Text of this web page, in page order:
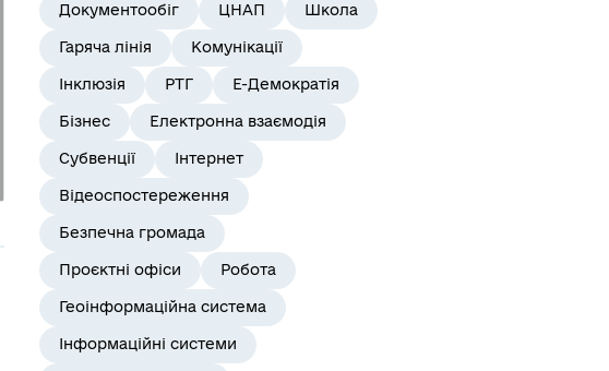
Документообіг ЦНАП Школа
Гаряча лінія Комунікації
Інклюзія РТГ Е-Демократія
Бізнес Електронна взаємодія
Субвенції Інтернет
Відеоспостереження
Безпечна громада
Проєктні офіси Робота
Геоінформаційна система
Інформаційні системи